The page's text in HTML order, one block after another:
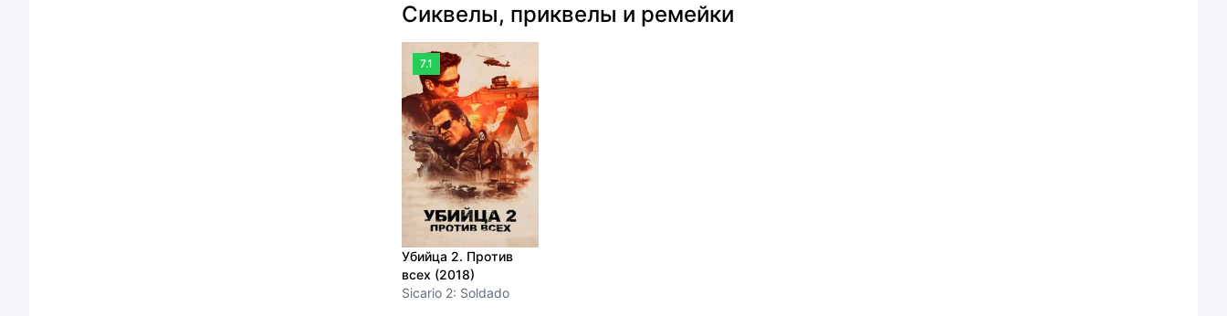
Сиквелы, приквелы и ремейки
7.1
Убийца 2. Против
всех (2018)
Sicario 2: Soldado